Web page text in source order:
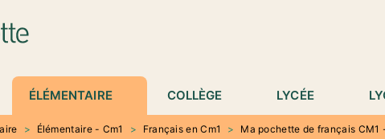
ÉLÉMENTAIRE COLLÈGE LYCÉE
> Élémentaire - Cm1 > Français en Cm1 > Ma pochette de français CM1